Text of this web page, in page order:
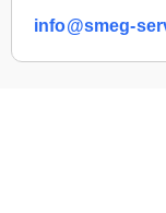
info@smeg-